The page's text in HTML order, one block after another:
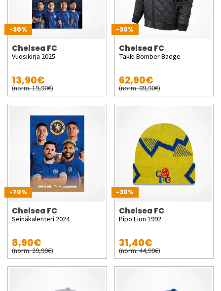
-30%
Chelsea FC
Vuosikirja 2025
13,90€
(norm. 19,90€)
-30%
Chelsea FC
Takki Bomber Badge
62,90€
(norm. 89,90€)
-70%
Chelsea FC
Seinäkalenteri 2024
8,90€
(norm. 29,90€)
-30%
Chelsea FC
Pipo Lion 1992
31,40€
(norm. 44,90€)